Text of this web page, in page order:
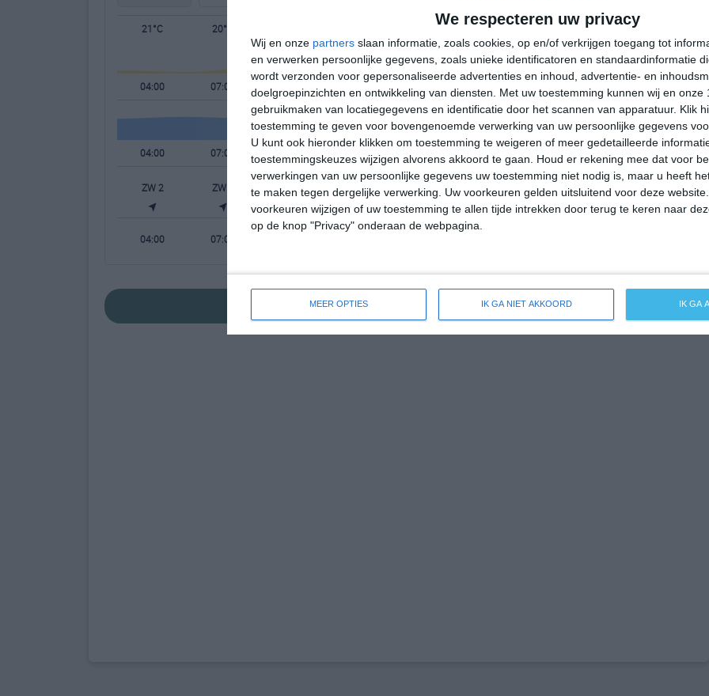
We respecteren uw privacy
Wij en onze partners slaan informatie, zoals cookies, op en/of verkrijgen toegang tot
en verwerken persoonlijke gegevens, zoals unieke identificatoren en standaardinformatie
wordt verzonden voor gepersonaliseerde advertenties en inhoud, advertentie- en
doelgroepinzichten en ontwikkeling van diensten.
Met uw toestemming kunnen wij en onze
gebruikmaken van locatiegegevens en identificatie door het scannen van apparatuur. Klik
toestemming te geven voor bovengenoemde verwerking van uw persoonlijke gegevens
U kunt ook hieronder klikken om toestemming te weigeren of meer gedetailleerde
toestemmingskeuzes wijzigen alvorens akkoord te gaan.
Houd er rekening mee dat voor
verwerkingen van uw persoonlijke gegevens uw toestemming niet nodig is, maar u heeft
te maken tegen dergelijke verwerking. Uw voorkeuren gelden uitsluitend voor deze
voorkeuren wijzigen of uw toestemming te allen tijde intrekken door terug te keren naar
op de knop "Privacy" onderaan de webpagina.
MEER OPTIES IK GA NIET AKKOORD IK GA
21°C 20°C 32°C 32°C 27°C 23°C
04:00 07:00 10:00 13:00 19:00 01:00
04:00 07:00 10:00 13:00 19:00 01:00
ZW 2 ZW 2 O 2 OZO 3 ZZW 1 ZW 2
04:00 07:00
bekijk de uitgebreide weersverwachting voor Berd